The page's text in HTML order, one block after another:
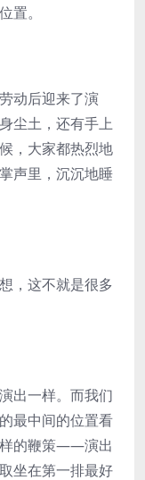
。
动后迎来了演
尘土，还有手上
，大家都热烈地
声里，沉沉地睡
，这不就是很多
出一样。而我们
最中间的位置看
样的鞭策——演出
坐在第一排最好